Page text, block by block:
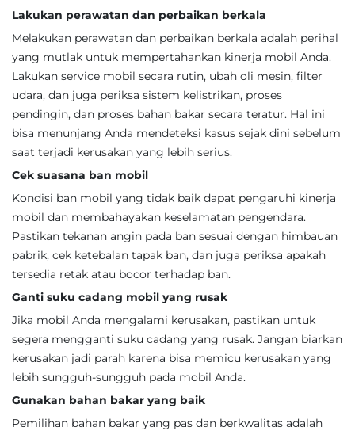
Lakukan perawatan dan perbaikan berkala
Melakukan perawatan dan perbaikan berkala adalah perihal
yang mutlak untuk mempertahankan kinerja mobil Anda.
Lakukan service mobil secara rutin, ubah oli mesin, filter
udara, dan juga periksa sistem kelistrikan, proses
pendingin, dan proses bahan bakar secara teratur. Hal ini
bisa menunjang Anda mendeteksi kasus sejak dini sebelum
saat terjadi kerusakan yang lebih serius.
Cek suasana ban mobil
Kondisi ban mobil yang tidak baik dapat pengaruhi kinerja
mobil dan membahayakan keselamatan pengendara.
Pastikan tekanan angin pada ban sesuai dengan himbauan
pabrik, cek ketebalan tapak ban, dan juga periksa apakah
tersedia retak atau bocor terhadap ban.
Ganti suku cadang mobil yang rusak
Jika mobil Anda mengalami kerusakan, pastikan untuk
segera mengganti suku cadang yang rusak. Jangan biarkan
kerusakan jadi parah karena bisa memicu kerusakan yang
lebih sungguh-sungguh pada mobil Anda.
Gunakan bahan bakar yang baik
Pemilihan bahan bakar yang pas dan berkwalitas adalah